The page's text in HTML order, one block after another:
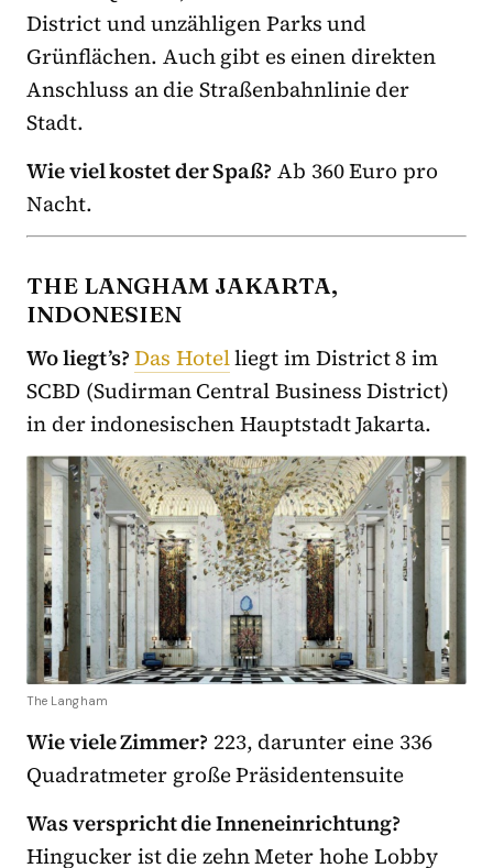
District und unzähligen Parks und
Grünflächen. Auch gibt es einen direkten
Anschluss an die Straßenbahnlinie der
Stadt.
Wie viel kostet der Spaß? Ab 360 Euro pro
Nacht.
THE LANGHAM JAKARTA,
INDONESIEN
Wo liegt’s? Das Hotelliegt im District 8 im
SCBD (Sudirman Central Business District)
in der indonesischen Hauptstadt Jakarta.
The Langham
Wie viele Zimmer? 223, darunter eine 336
Quadratmeter große Präsidentensuite
Was verspricht die Inneneinrichtung?
Hingucker ist die zehn Meter hohe Lobby